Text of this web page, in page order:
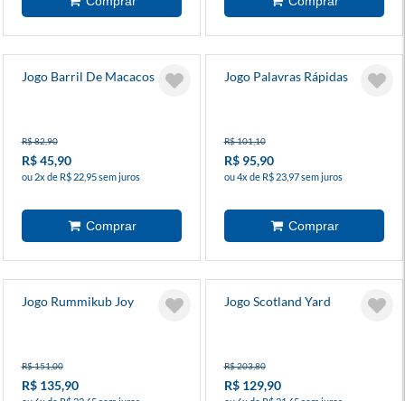
Jogo Barril De Macacos
R$ 82,90
R$ 45,90
ou 2x de R$ 22,95 sem juros
Jogo Palavras Rápidas
R$ 101,10
R$ 95,90
ou 4x de R$ 23,97 sem juros
Jogo Rummikub Joy
R$ 151,00
R$ 135,90
Jogo Scotland Yard
R$ 203,80
R$ 129,90